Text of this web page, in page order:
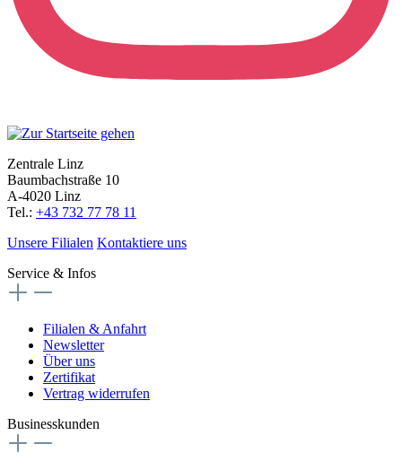
Zentrale Linz
Baumbachstraße 10
A-4020 Linz
Tel.: +43 732 77 78 11
Unsere Filialen Kontaktiere uns
Service & Infos
Filialen & Anfahrt
Newsletter
Über uns
Zertifikat
Vertrag widerrufen
Businesskunden